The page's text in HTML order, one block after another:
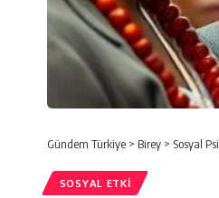
Gündem Türkiye > Birey > Sosyal
SOSYAL ETKI